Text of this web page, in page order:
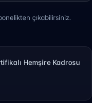
çıkabilirsiniz.
Hemşire Kadrosu